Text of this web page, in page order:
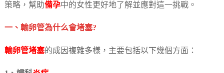
策略，幫助備孕中的女性更好地了解並應對這一挑戰。
一、輸卵管為什么會堵塞?
輸卵管堵塞的成因複雜多樣，主要包括以下幾個方面：